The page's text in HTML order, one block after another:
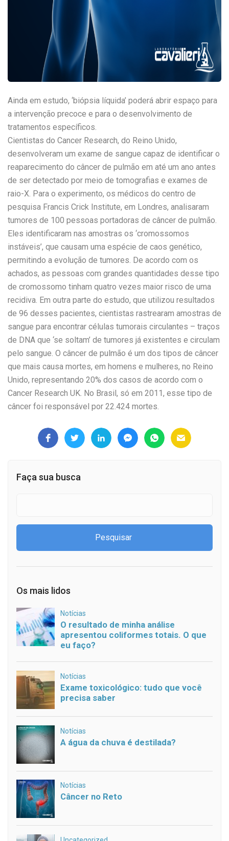
Ainda em estudo, ‘biópsia líquida’ poderá abrir espaço para
a intervenção precoce e para o desenvolvimento de
tratamentos específicos.
Cientistas do Cancer Research, do Reino Unido,
desenvolveram um exame de sangue capaz de identificar o
reaparecimento do câncer de pulmão em até um ano antes
de ser detectado por meio de tomografias e exames de
raio-X. Para o experimento, os médicos do centro de
pesquisa Francis Crick Institute, em Londres, analisaram
tumores de 100 pessoas portadoras de câncer de pulmão.
Eles identificaram nas amostras os ‘cromossomos
instáveis’, que causam uma espécie de caos genético,
permitindo a evolução de tumores. De acordo com os
achados, as pessoas com grandes quantidades desse tipo
de cromossomo tinham quatro vezes maior risco de uma
recidiva. Em outra parte do estudo, que utilizou resultados
de 96 desses pacientes, cientistas rastrearam amostras de
sangue para encontrar células tumorais circulantes – traços
de DNA que ‘se soltam’ de tumores já existentes e circulam
pelo sangue. O câncer de pulmão é um dos tipos de câncer
que mais causa mortes, em homens e mulheres, no Reino
Unido, representando 20% dos casos de acordo com o
Cancer Research UK. No Brasil, só em 2011, esse tipo de
câncer foi responsável por 22.424 mortes.
Faça sua busca
Os mais lidos